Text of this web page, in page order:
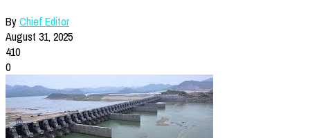
ByChief Editor
August 31, 2025
410
0